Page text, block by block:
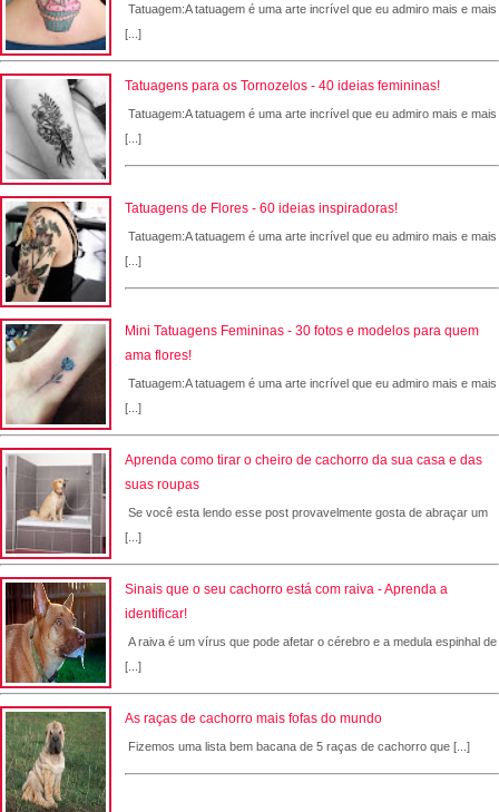
Tatuagem:A tatuagem é uma arte incrível que eu admiro mais e mais
[...]
Tatuagens para os Tornozelos - 40 ideias femininas!
Tatuagem:A tatuagem é uma arte incrível que eu admiro mais e mais
[...]
Tatuagens de Flores - 60 ideias inspiradoras!
Tatuagem:A tatuagem é uma arte incrível que eu admiro mais e mais
[...]
Mini Tatuagens Femininas - 30 fotos e modelos para quem
ama flores!
Tatuagem:A tatuagem é uma arte incrível que eu admiro mais e mais
[...]
Aprenda como tirar o cheiro de cachorro da sua casa e das
suas roupas
Se você esta lendo esse post provavelmente gosta de abraçar um
[...]
Sinais que o seu cachorro está com raiva - Aprenda a
identificar!
A raiva é um vírus que pode afetar o cérebro e a medula espinhal de
[...]
As raças de cachorro mais fofas do mundo
Fizemos uma lista bem bacana de 5 raças de cachorro que [...]